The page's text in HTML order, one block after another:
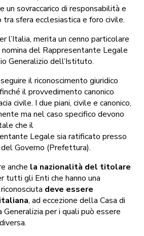
un sovraccarico di responsabilità e
tra sfera ecclesiastica e foro civile.
l’Italia, merita un cenno particolare
nomina del Rappresentante Legale
Generalizio dell’Istituto.
il riconoscimento giuridico
il provvedimento canonico
civile. I due piani, civile e canonico,
ma nel caso specifico devono
che il
Legale sia ratificato presso
Governo (Prefettura).
anche la nazionalità del titolare
tutti gli Enti che hanno una
deve essere
, ad eccezione della Casa di
Generalizia per i quali può essere